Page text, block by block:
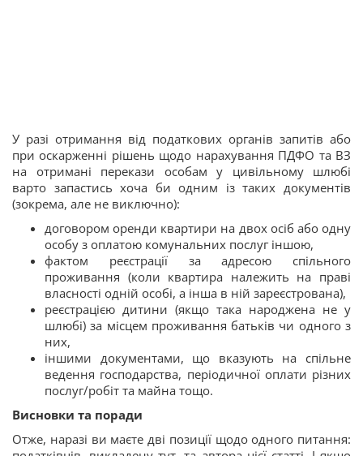
У разі отримання від податкових органів запитів або
при оскарженні рішень щодо нарахування ПДФО та ВЗ
на отримані перекази особам у цивільному шлюбі
варто запастись хоча би одним із таких документів
(зокрема, але не виключно):
договором оренди квартири на двох осіб або одну
особу з оплатою комунальних послуг іншою,
фактом реєстрації за адресою спільного
проживання (коли квартира належить на праві
власності одній особі, а інша в ній зареєстрована),
реєстрацією дитини (якщо така народжена не у
шлюбі) за місцем проживання батьків чи одного з
них,
іншими документами, що вказують на спільне
ведення господарства, періодичної оплати різних
послуг/робіт та майна тощо.
Висновки та поради
Отже, наразі ви маєте дві позиції щодо одного питання: